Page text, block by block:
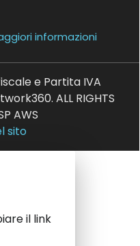
informazioni
e Partita IVA
ALL RIGHTS
AWS
sito
il link